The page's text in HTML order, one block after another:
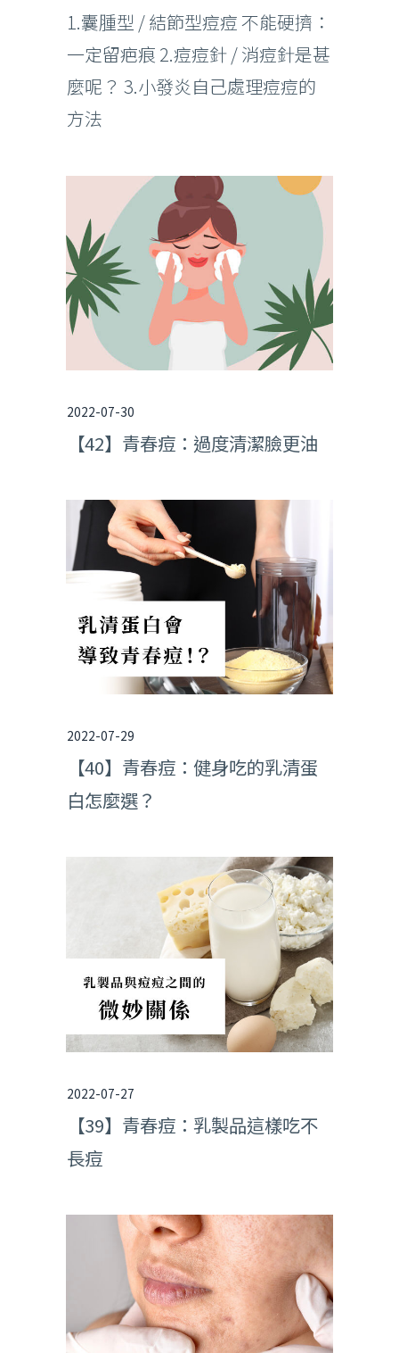
1.囊腫型 / 結節型痘痘 不能硬擠：
一定留疤痕 2.痘痘針 / 消痘針是甚
麼呢？ 3.小發炎自己處理痘痘的
方法
2022-07-30
【42】青春痘：過度清潔臉更油
2022-07-29
【40】青春痘：健身吃的乳清蛋
白怎麼選？
2022-07-27
【39】青春痘：乳製品這樣吃不
長痘